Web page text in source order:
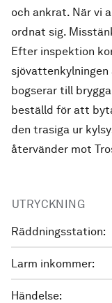
och ankrat. När vi
ordnat sig.
Efter inspektion
sjövattenkylningen
bogserar till
beställd för att
den trasiga ur
återvänder mot
UTRYCKNING
Räddningsstation:
Larm inkommer:
Händelse: